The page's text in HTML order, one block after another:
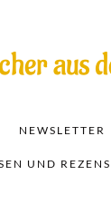
aus
NEWSLETTER
UND